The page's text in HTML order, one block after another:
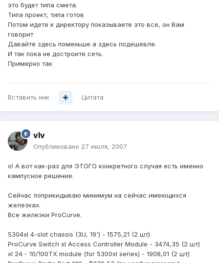
это будет типа смета.
Типа проект, типа готов
Потом идете к директору показываете это все, он Вам
говорит
Давайте здесь поменьше а здесь подешевле.
И так пока не достроите сеть.
Примерно так
Вставить ник Цитата
vIv
Опубликовано 27 июля, 2007
о! А вот как-раз для ЭТОГО конкретного случая есть именно
кампусное решение.
Сейчас поприкидываю минимум на сейчас имеющихся
железках.
Все железки ProCurve.
5304xl 4-slot chassis (3U, 19') - 1575,21 (2 шт)
ProCurve Switch xl Access Controller Module - 3474,35 (2 шт)
xl 24 - 10/100TX module (for 5300xl series) - 1908,01 (2 шт)